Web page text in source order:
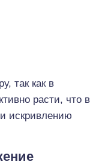
так как в
расти, что в
искривлению